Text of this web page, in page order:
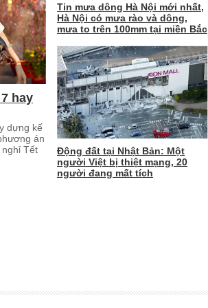
hay
dựng kế
án
Tết
Tin mưa dông Hà Nội mới nhất,
Hà Nội có mưa rào và dông,
mưa to trên 100mm tại miền Bắc
Động đất tại Nhật Bản: Một
người Việt bị thiệt mạng, 20
người đang mất tích